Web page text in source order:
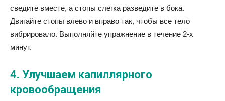
сведите вместе, а стопы слегка разведите в бока.
Двигайте стопы влево и вправо так, чтобы все тело
вибрировало. Выполняйте упражнение в течение 2-х
минут.
4. Улучшаем капиллярного
кровообращения